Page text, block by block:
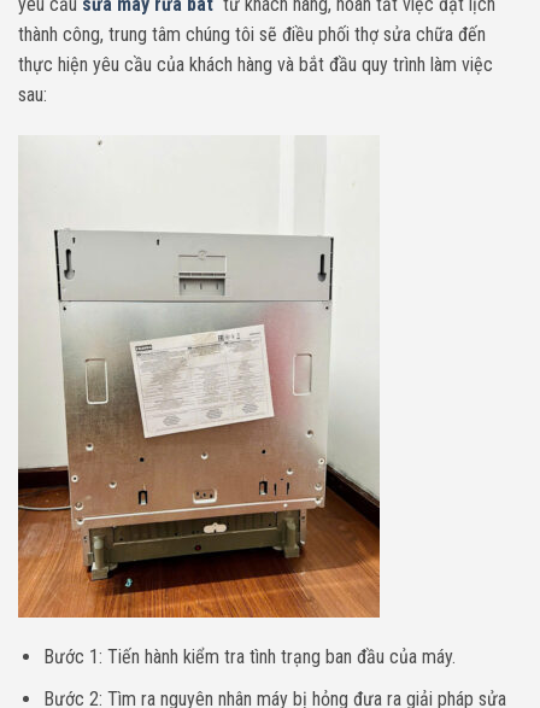
thành công, trung tâm chúng tôi sẽ điều phối thợ sửa chữa đến
thực hiện yêu cầu của khách hàng và bắt đầu quy trình làm việc
sau:
Bước 1: Tiến hành kiểm tra tình trạng ban đầu của máy.
Bước 2: Tìm ra nguyên nhân máy bị hỏng đưa ra giải pháp sửa